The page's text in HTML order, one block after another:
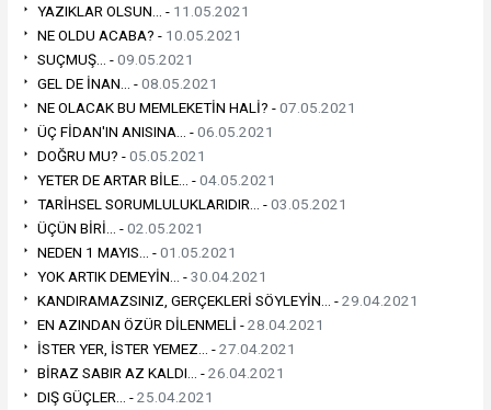
YAZIKLAR OLSUN... - 11.05.2021
NE OLDU ACABA? - 10.05.2021
SUÇMUŞ... -09.05.2021
GEL DE İNAN... -08.05.2021
NE OLACAK BU MEMLEKETİN HALİ? -07.05.2021
ÜÇ FİDAN'IN ANISINA... -06.05.2021
DOĞRU MU? -05.05.2021
YETER DE ARTAR BİLE... -04.05.2021
TARİHSEL SORUMLULUKLARIDIR... -03.05.2021
ÜÇÜN BİRİ... -02.05.2021
NEDEN 1 MAYIS... -01.05.2021
YOK ARTIK DEMEYİN... -30.04.2021
KANDIRAMAZSINIZ, GERÇEKLERİ SÖYLEYİN... -29.04.2021
EN AZINDAN ÖZÜR DİLENMELİ -28.04.2021
İSTER YER, İSTER YEMEZ... -27.04.2021
BİRAZ SABIR AZ KALDI... -26.04.2021
DIŞ GÜÇLER... -25.04.2021